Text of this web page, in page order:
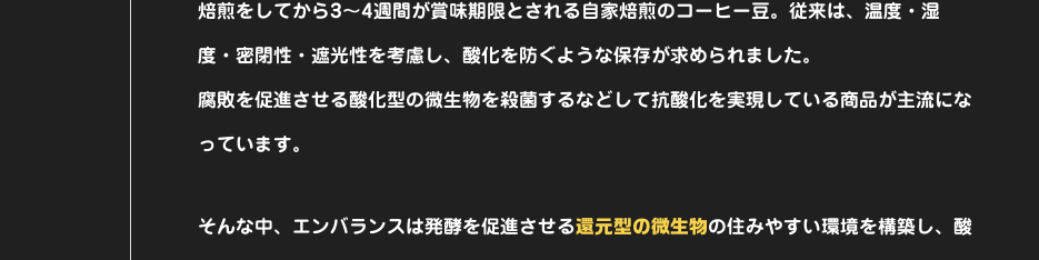
ン
ス
デ
ラ
焙煎をしてから3〜4週間が賞味期限とされる自家焙煎のコーヒー豆。従来は、温度・湿
度・密閉性・遮光性を考慮し、酸化を防ぐような保存が求められました。
腐敗を促進させる酸化型の微生物を殺菌するなどして抗酸化を実現している商品が主流にな
っています。
そんな中、エンバランスは発酵を促進させる還元型の微生物の住みやすい環境を構築し、酸